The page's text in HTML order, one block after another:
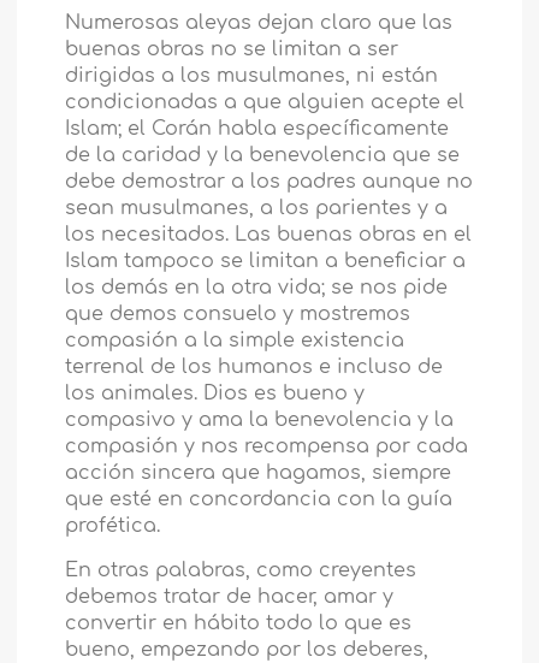
Numerosas aleyas dejan claro que las
buenas obras no se limitan a ser
dirigidas a los musulmanes, ni están
condicionadas a que alguien acepte el
Islam; el Corán habla específicamente
de la caridad y la benevolencia que se
debe demostrar a los padres aunque no
sean musulmanes, a los parientes y a
los necesitados. Las buenas obras en el
Islam tampoco se limitan a beneficiar a
los demás en la otra vida; se nos pide
que demos consuelo y mostremos
compasión a la simple existencia
terrenal de los humanos e incluso de
los animales. Dios es bueno y
compasivo y ama la benevolencia y la
compasión y nos recompensa por cada
acción sincera que hagamos, siempre
que esté en concordancia con la guía
profética.
En otras palabras, como creyentes
debemos tratar de hacer, amar y
convertir en hábito todo lo que es
bueno, empezando por los deberes,